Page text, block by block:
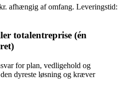
afhængig af omfang. Leveringstid:
totalentreprise (én
for plan, vedligehold og
dyreste løsning og kræver